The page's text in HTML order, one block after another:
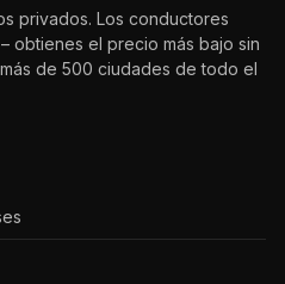
privados. Los conductores
obtienes el precio más bajo sin
de 500 ciudades de todo el